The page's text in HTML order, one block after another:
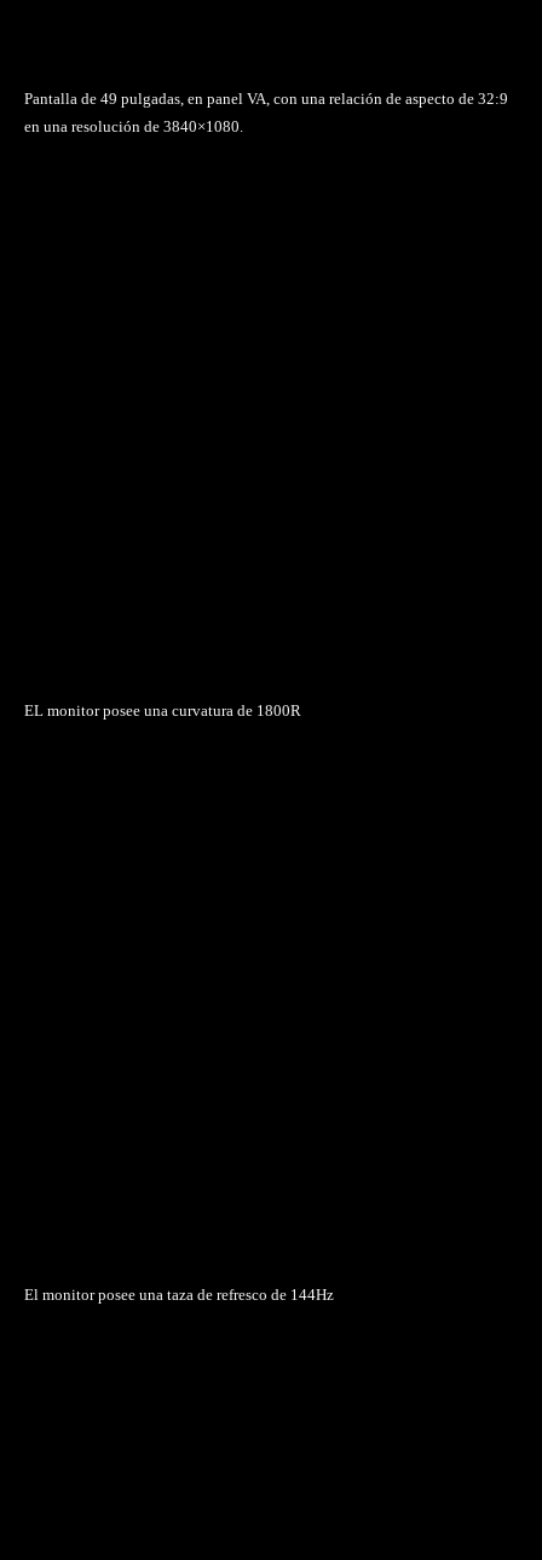
Pantalla de 49 pulgadas, en panel VA, con una relación de aspecto de 32:9
en una resolución de 3840×1080.
EL monitor posee una curvatura de 1800R
El monitor posee una taza de refresco de 144Hz